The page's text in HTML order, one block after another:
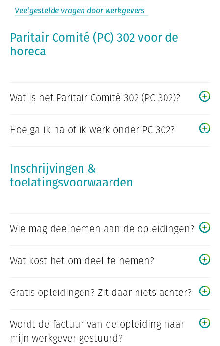
Veelgestelde vragen door werkgevers
Paritair Comité (PC) 302 voor de
horeca
Wat is het Paritair Comité 302 (PC 302)?
Hoe ga ik na of ik werk onder PC 302?
Inschrijvingen &
toelatingsvoorwaarden
Wie mag deelnemen aan de opleidingen?
Wat kost het om deel te nemen?
Gratis opleidingen? Zit daar niets achter?
Wordt de factuur van de opleiding naar
mijn werkgever gestuurd?